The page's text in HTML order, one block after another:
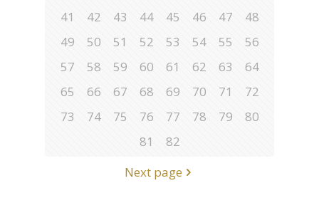
41
42 43 44 45 46 47
48
49
50 51 52 53 54 55
56
57
58 59 60 61 62 63
64
65
66 67 68 69 70 71
72
73
74 75 76 77 78 79
80
81
82
Next page